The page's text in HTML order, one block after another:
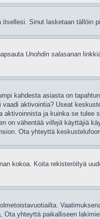
Sinut lasketaan tällöin
Unohdin salasanan
kahdesta asiasta on
aktivointia? Useat
ja kuinka se tulee
on vähentää villejä käyttäjiä
Ota yhteyttä
kokoa. Koita rekisteröityä
yhteyttä paikalliseen